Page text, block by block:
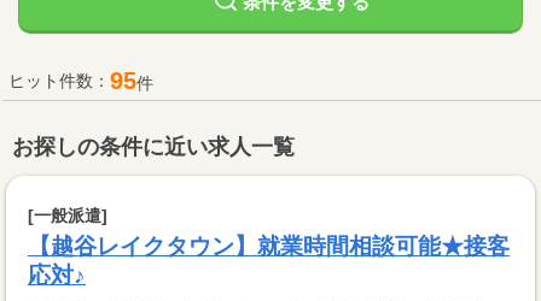
ヒット件数： 95件
お探しの条件に近い求人一覧
[一般派遣]
【越谷レイクタウン】就業時間相談可能★接客
応対♪